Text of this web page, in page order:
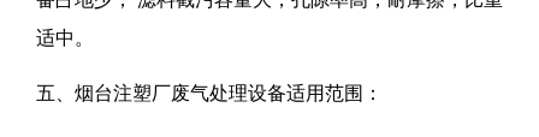
适中。
五、烟台注塑厂废气处理设备适用范围：